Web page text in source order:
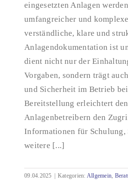
eingesetzten Anlagen
umfangreicher und
verständliche, klare und
Anlagendokumentation ist
dient nicht nur der
Vorgaben, sondern trägt
und Sicherheit im Betrieb
Bereitstellung erleichtert den
Anlagenbetreibern den
Informationen für Schulung,
weitere [...]
09.04.2025 Kategorien: Allgemein,